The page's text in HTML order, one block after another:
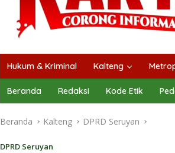
Hukum & Kriminal Kalteng
Beranda Redaksi Kode Etik
Beranda Kalteng DPRD Seruyan
DPRD Seruyan